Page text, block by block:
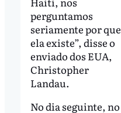
perguntamos
seriamente por que
ela existe”, disse o
enviado dos EUA,
Christopher
Landau.
No dia seguinte, no